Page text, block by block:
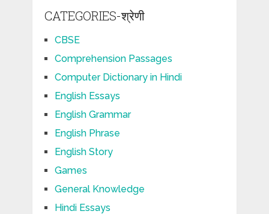
CATEGORIES-श्रेणी
CBSE
Comprehension Passages
Computer Dictionary in Hindi
English Essays
English Grammar
English Phrase
English Story
Games
General Knowledge
Hindi Essays